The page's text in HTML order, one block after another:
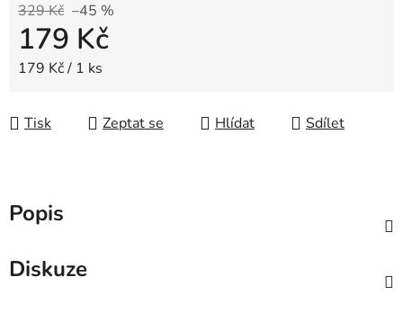
329 Kč –45 %
179 Kč
Měrná cena:
179 Kč / 1 ks
Tisk Zeptat se Hlídat Sdílet
Popis
Diskuze